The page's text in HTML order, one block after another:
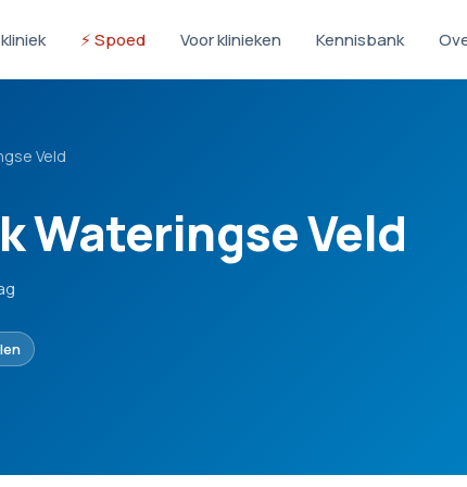
⚡ Spoed Voor klinieken Kennisbank
Veld
Wateringse Veld